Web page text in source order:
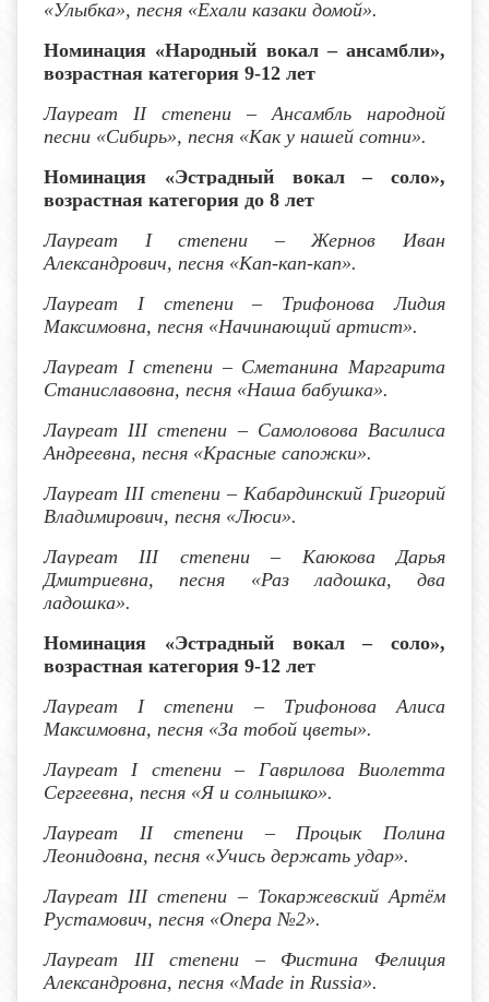
«Улыбка», песня «Ехали казаки домой».
Номинация «Народный вокал – ансамбли»,
возрастная категория 9-12 лет
Лауреат II
степени – Ансамбль народной
песни «Сибирь», песня «Как у нашей сотни».
Номинация «Эстрадный вокал – соло»,
возрастная категория до 8 лет
Лауреат I степени – Жернов Иван
Александрович, песня «Кап-кап-кап».
Лауреат I степени– Трифонова Лидия
Максимовна, песня «Начинающий артист».
Лауреат I степени – Сметанина Маргарита
Станиславовна, песня «Наша бабушка».
Лауреат III степени – Самоловова Василиса
Андреевна, песня «Красные сапожки».
Лауреат III степени – Кабардинский Григорий
Владимирович, песня «Люси».
Лауреат III
степени – Каюкова Дарья
Дмитриевна, песня «Раз ладошка, два
ладошка».
Номинация «Эстрадный вокал – соло»,
возрастная категория 9-12 лет
Лауреат I степени – Трифонова Алиса
Максимовна, песня «За тобой цветы».
Лауреат I степени– Гаврилова Виолетта
Сергеевна, песня «Я и солнышко».
Лауреат II
степени – Процык Полина
Леонидовна, песня «Учись держать удар».
Лауреат III степени – Токаржевский Артём
Рустамович, песня «Опера №2».
Лауреат III
степени – Фистина Фелиция
Александровна, песня «Made in Russia».